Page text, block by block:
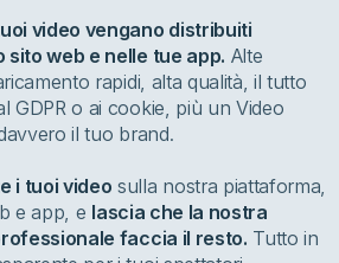
video vengano distribuiti
web e nelle tue app. Alte
rapidi, alta qualità, il tutto
GDPR o ai cookie, più un Video
il tuo brand.
i tuoi video sulla nostra piattaforma,
e app, e lascia che la nostra
faccia il resto. Tutto in